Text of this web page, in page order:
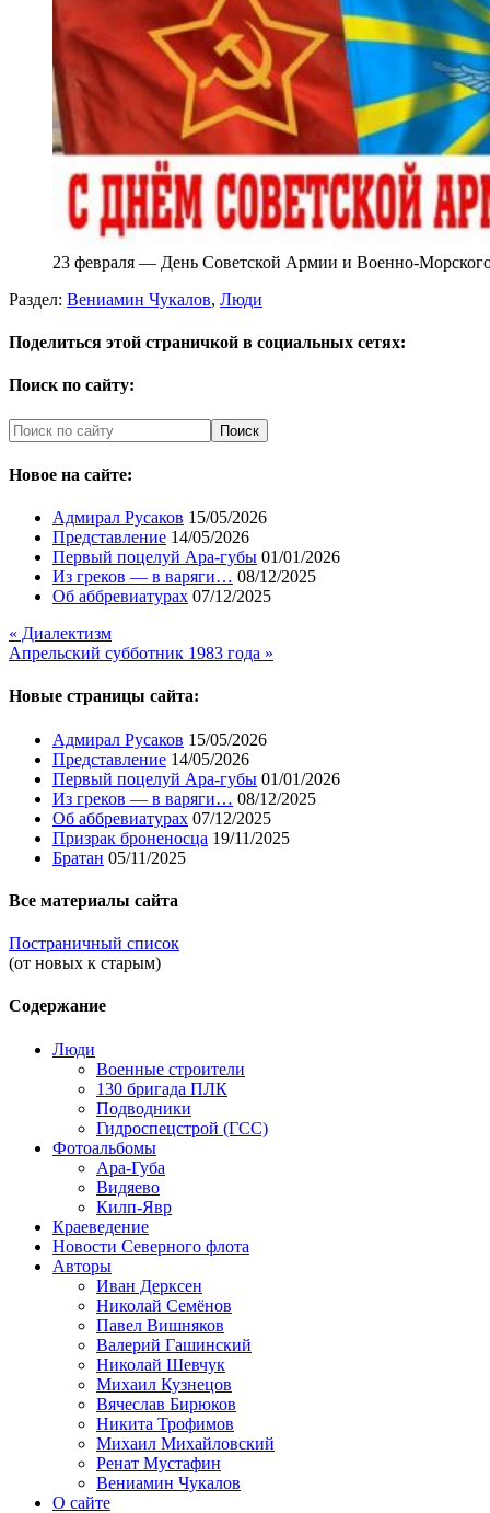
23 февраля — День Советской Армии и Военно-
Раздел: Вениамин Чукалов, Люди
Поделиться этой страничкой в социальных сетях:
Поиск по сайту:
Новое на сайте:
Адмирал Русаков 15/05/2026
Представление 14/05/2026
Первый поцелуй Ара-губы 01/01/2026
Из греков — в варяги… 08/12/2025
Об аббревиатурах 07/12/2025
« Диалектизм
Апрельский субботник 1983 года »
Новые страницы сайта:
Адмирал Русаков 15/05/2026
Представление 14/05/2026
Первый поцелуй Ара-губы 01/01/2026
Из греков — в варяги… 08/12/2025
Об аббревиатурах 07/12/2025
Призрак броненосца 19/11/2025
Братан 05/11/2025
Все материалы сайта
Постраничный список
(от новых к старым)
Содержание
Люди
Военные строители
130 бригада ПЛК
Подводники
Гидроспецстрой (ГСС)
Фотоальбомы
Ара-Губа
Видяево
Килп-Явр
Краеведение
Новости Северного флота
Авторы
Иван Дерксен
Николай Семёнов
Павел Вишняков
Валерий Гашинский
Николай Шевчук
Михаил Кузнецов
Вячеслав Бирюков
Никита Трофимов
Михаил Михайловский
Ренат Мустафин
Вениамин Чукалов
О сайте